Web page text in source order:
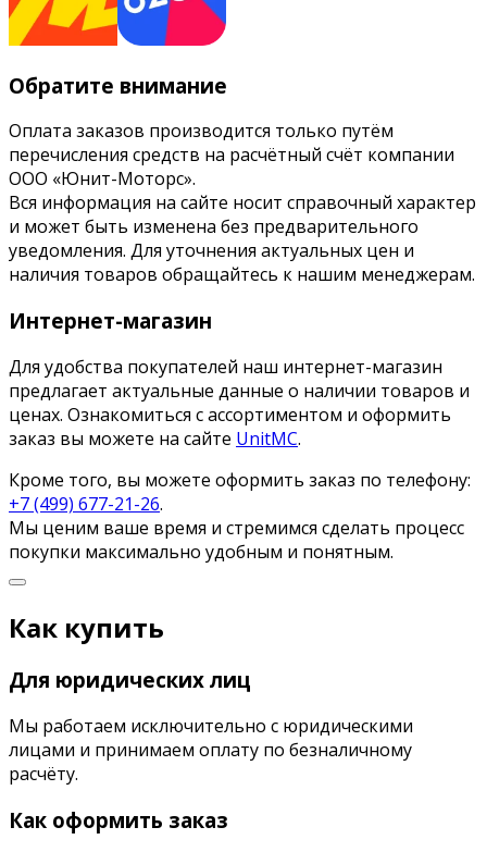
Обратите внимание
Оплата заказов производится только путём
перечисления средств на расчётный счёт компании
ООО «Юнит-Моторс».
Вся информация на сайте носит справочный характер
и может быть изменена без предварительного
уведомления. Для уточнения актуальных цен и
наличия товаров обращайтесь к нашим менеджерам.
Интернет-магазин
Для удобства покупателей наш интернет-магазин
предлагает актуальные данные о наличии товаров и
ценах. Ознакомиться с ассортиментом и оформить
заказ вы можете на сайте UnitMC.
Кроме того, вы можете оформить заказ по телефону:
+7 (499) 677-21-26.
Мы ценим ваше время и стремимся сделать процесс
покупки максимально удобным и понятным.
Как купить
Для юридических лиц
Мы работаем исключительно с юридическими
лицами и принимаем оплату по безналичному
расчёту.
Как оформить заказ